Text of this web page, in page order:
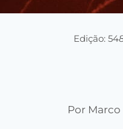
Edição: 54
Por